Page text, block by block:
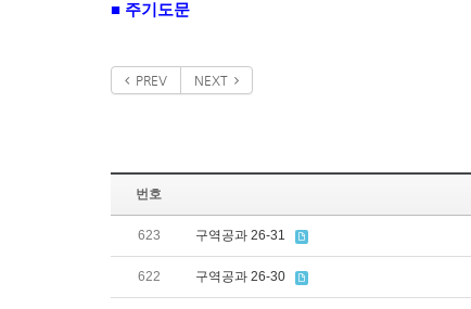
■ 주기도문
PREV NEXT
번호
623 구역공과 26-31
622 구역공과 26-30